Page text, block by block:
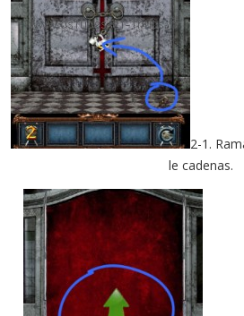
2-1.
le cadenas.